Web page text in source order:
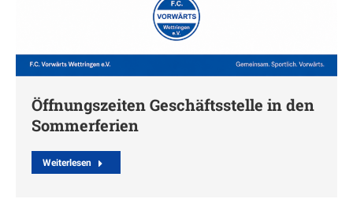
Öffnungszeiten Geschäftsstelle in den
Sommerferien
Weiterlesen